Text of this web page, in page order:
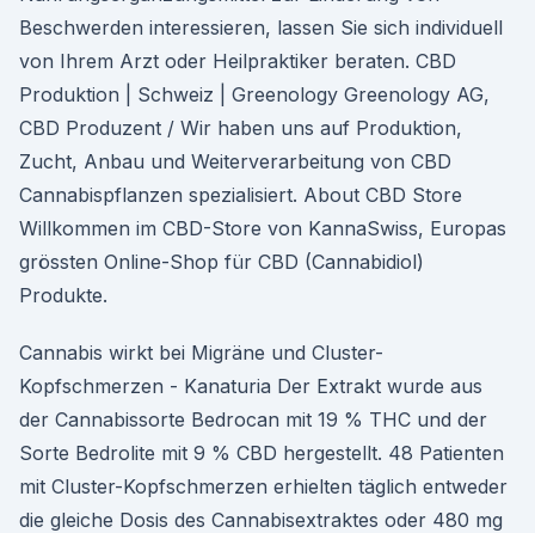
Beschwerden interessieren, lassen Sie sich individuell
von Ihrem Arzt oder Heilpraktiker beraten. CBD
Produktion | Schweiz | Greenology Greenology AG,
CBD Produzent / Wir haben uns auf Produktion,
Zucht, Anbau und Weiterverarbeitung von CBD
Cannabispflanzen spezialisiert. About CBD Store
Willkommen im CBD-Store von KannaSwiss, Europas
grössten Online-Shop für CBD (Cannabidiol)
Produkte.
Cannabis wirkt bei Migräne und Cluster-
Kopfschmerzen - Kanaturia Der Extrakt wurde aus
der Cannabissorte Bedrocan mit 19 % THC und der
Sorte Bedrolite mit 9 % CBD hergestellt. 48 Patienten
mit Cluster-Kopfschmerzen erhielten täglich entweder
die gleiche Dosis des Cannabisextraktes oder 480 mg